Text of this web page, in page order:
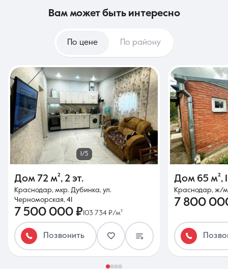
вам может быть интересно
По цене По району
1/5
Дом 72 м², 2 эт.
Краснодар, мкр. Дубинка, ул.
Черноморская, 41
7 500 000 ₽ 103 734 ₽/м²
Позвонить
Дом 65 м²,
Краснодар, ж/м
7 800